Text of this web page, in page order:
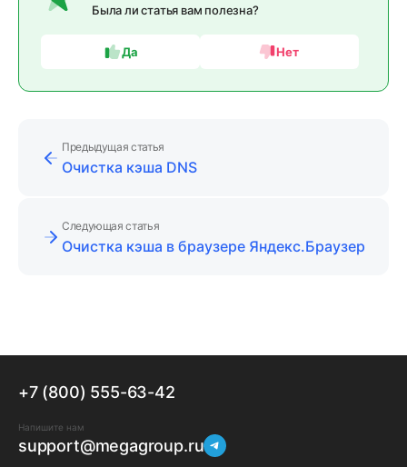
Была ли статья вам полезна?
Да Нет
Предыдущая статья
Очистка кэша DNS
Следующая статья
Очистка кэша в браузере Яндекс.Браузер
+7 (800) 555-63-42
Напишите нам
support@megagroup.ru